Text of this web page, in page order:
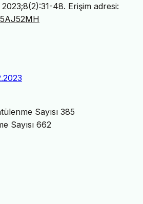
48. Erişim adresi:
Sayısı 385
Sayısı 662